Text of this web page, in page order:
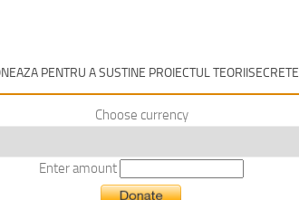
PENTRU A SUSTINE PROIECTUL TEORIISECRETE
Choose currency
Enter amount